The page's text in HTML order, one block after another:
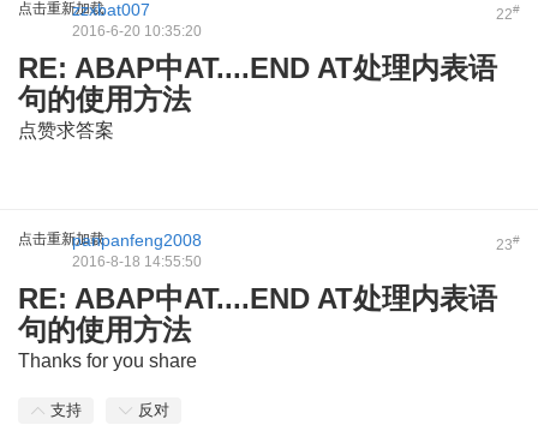
点击重新加载 22#
zzxbat007
2016-6-20 10:35:20
RE: ABAP中AT....END AT处理内表语
句的使用方法
点赞求答案
点击重新加载 23#
panpanfeng2008
2016-8-18 14:55:50
RE: ABAP中AT....END AT处理内表语
句的使用方法
Thanks for you share
支持 反对